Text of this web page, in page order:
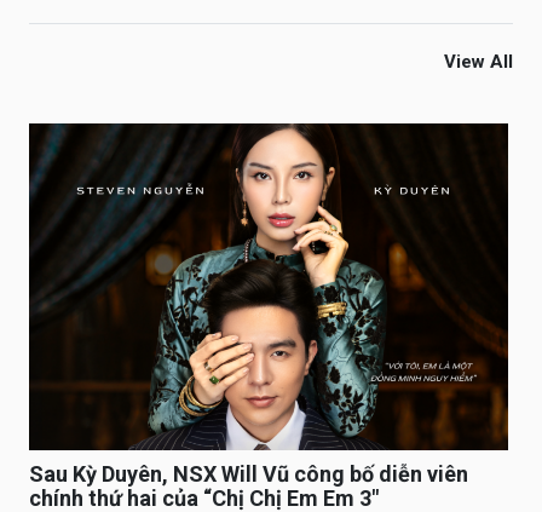
View All
Sau Kỳ Duyên, NSX Will Vũ công bố diễn viên
chính thứ hai của “Chị Chị Em Em 3″